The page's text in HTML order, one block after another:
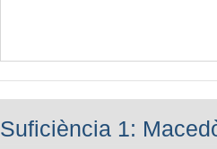
Suficiència 1: